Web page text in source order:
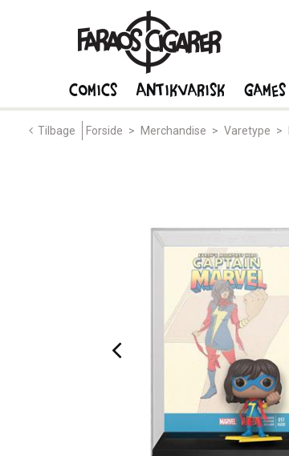
Tilbage Forside > Merchandise > Varetype >
Comics Antikvarisk Games